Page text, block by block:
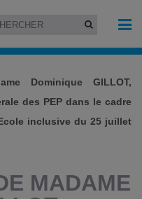
Dominique GILLOT,
des PEP dans le cadre
inclusive du 25 juillet
MADAME